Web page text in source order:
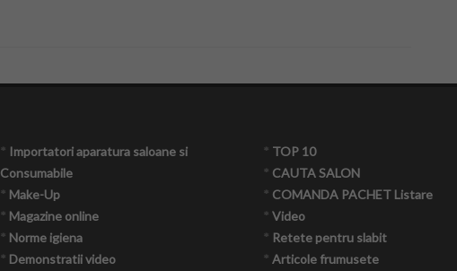
* Importatori aparatura saloane si
Consumabile
* Make-Up
* Magazine online
* Norme igiena
* Demonstratii video
* TOP 10
* CAUTA SALON
* COMANDA PACHET Listare
* Video
* Retete pentru slabit
* Articole frumusete